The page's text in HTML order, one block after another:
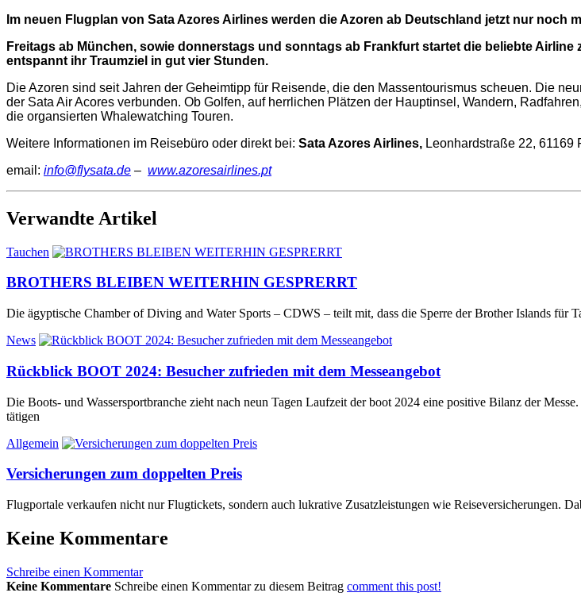
Im neuen Flugplan von Sata Azores Airlines werden die Azoren ab Deutschland jetzt nur noch
Freitags ab München, sowie donnerstags und sonntags ab Frankfurt startet die beliebte
entspannt ihr Traumziel in gut vier Stunden.
Die Azoren sind seit Jahren der Geheimtipp für Reisende, die den Massentourismus scheuen. Die
der Sata Air Acores verbunden. Ob Golfen, auf herrlichen Plätzen der Hauptinsel, Wandern,
die organsierten Whalewatching Touren.
Weitere Informationen im Reisebüro oder direkt bei: Sata Azores Airlines, Leonhardstraße 22, 61169
email: info@flysata.de – www.azoresairlines.pt
Verwandte Artikel
Tauchen
BROTHERS BLEIBEN WEITERHIN GESPRERRT
Die ägyptische Chamber of Diving and Water Sports – CDWS – teilt mit, dass die Sperre der Brother Islands für
News
Rückblick BOOT 2024: Besucher zufrieden mit dem Messeangebot
Die Boots- und Wassersportbranche zieht nach neun Tagen Laufzeit der boot 2024 eine positive Bilanz der
tätigen
Allgemein
Versicherungen zum doppelten Preis
Flugportale verkaufen nicht nur Flugtickets, sondern auch lukrative Zusatzleistungen wie Reiseversicherungen.
Keine Kommentare
Schreibe einen Kommentar
Keine Kommentare Schreibe einen Kommentar zu diesem Beitrag comment this post!